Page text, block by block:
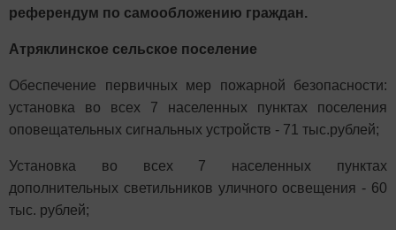
референдум по самообложению граждан.
Атряклинское сельское посе­ление
Обеспечение первичных мер пожарной безопасности:
установ­ка во всех 7 населенных пунктах поселения
оповещательных сиг­нальных устройств - 71 тыс.ру­блей;
Установка во всех 7 населенных пунктах
дополнительных светиль­ников уличного освещения - 60
тыс. рублей;